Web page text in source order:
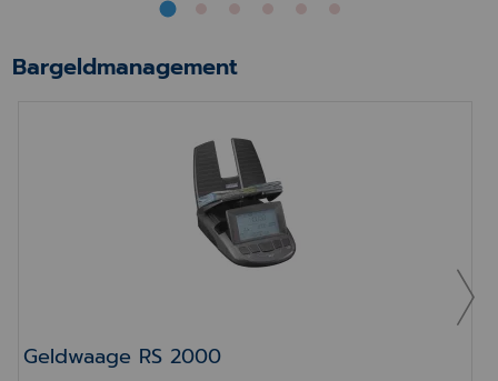
Bargeldmanagement
Geldwaage RS 2000